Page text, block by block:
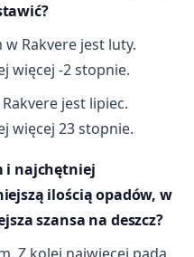
w Rakvere jest luty.
więcej -2 stopnie.
jest lipiec.
więcej 23 stopnie.
i najchętniej
ilością opadów, w
szansa na deszcz?